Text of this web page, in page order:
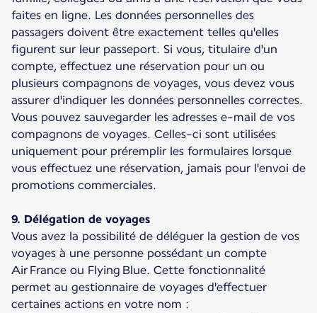
faites en ligne. Les données personnelles des
passagers doivent être exactement telles qu'elles
figurent sur leur passeport. Si vous, titulaire d'un
compte, effectuez une réservation pour un ou
plusieurs compagnons de voyages, vous devez vous
assurer d'indiquer les données personnelles correctes.
Vous pouvez sauvegarder les adresses e-mail de vos
compagnons de voyages. Celles-ci sont utilisées
uniquement pour préremplir les formulaires lorsque
vous effectuez une réservation, jamais pour l'envoi de
promotions commerciales.
9. Délégation de voyages
Vous avez la possibilité de déléguer la gestion de vos
voyages à une personne possédant un compte
Air France ou Flying Blue. Cette fonctionnalité
permet au gestionnaire de voyages d'effectuer
certaines actions en votre nom :